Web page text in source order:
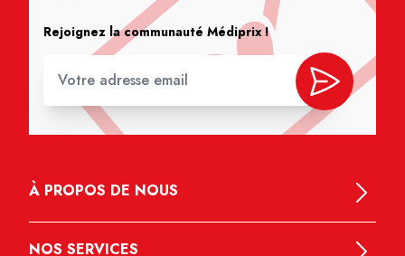
Rejoignez la communauté Médiprix !
À PROPOS DE NOUS
NOS SERVICES